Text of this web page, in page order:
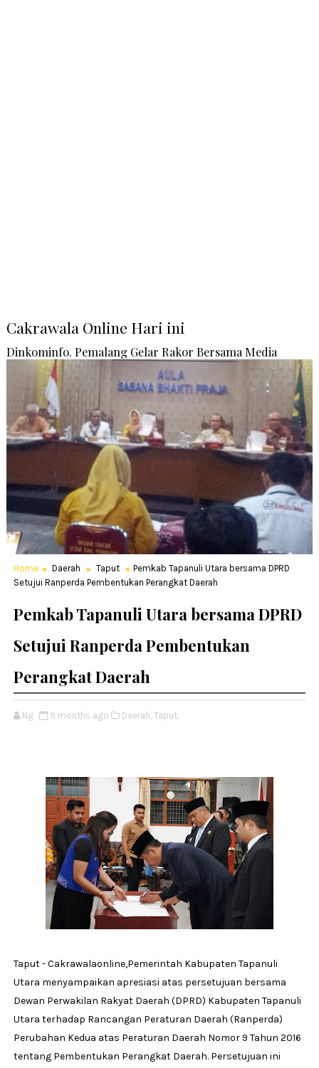
Cakrawala Online Hari ini
Dinkominfo. Pemalang Gelar Rakor Bersama Media
Home Daerah Taput
‎Pemkab Tapanuli Utara bersama DPRD
Setujui Ranperda Pembentukan Perangkat Daerah
‎Pemkab Tapanuli Utara bersama DPRD
Setujui Ranperda Pembentukan
Perangkat Daerah
Ng 9 months ago Daerah, Taput,
Taput - Cakrawalaonline,Pemerintah Kabupaten Tapanuli
Utara menyampaikan apresiasi atas persetujuan bersama
Dewan Perwakilan Rakyat Daerah (DPRD) Kabupaten Tapanuli
Utara terhadap Rancangan Peraturan Daerah (Ranperda)
Perubahan Kedua atas Peraturan Daerah Nomor 9 Tahun 2016
tentang Pembentukan Perangkat Daerah. Persetujuan ini